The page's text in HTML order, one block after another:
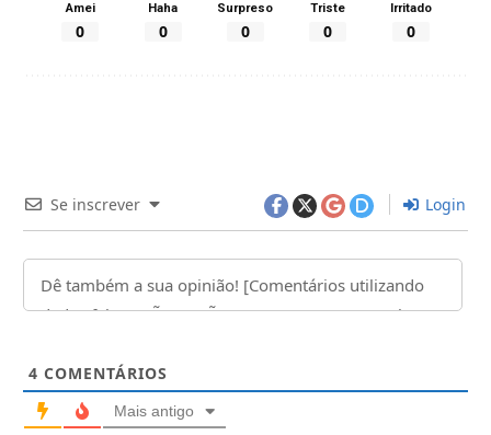
Amei
0
Haha
0
Surpreso
0
Triste
0
Irritado
0
Se inscrever Login
4 COMENTÁRIOS
Mais antigo